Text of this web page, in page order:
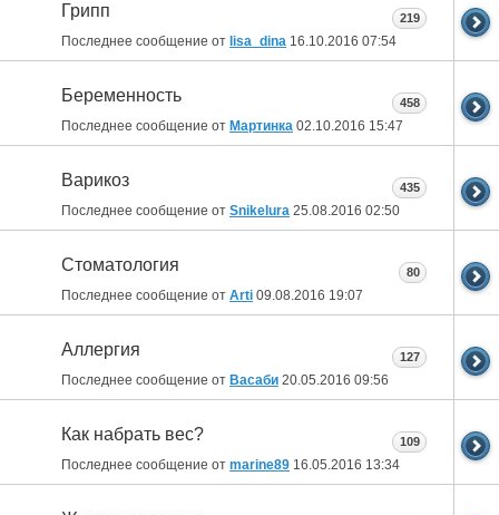
Грипп
Последнее сообщение от lisa_dina 16.10.2016 07:54
219
Беременность
Последнее сообщение от Мартинка 02.10.2016 15:47
458
Варикоз
Последнее сообщение от Snikelura 25.08.2016 02:50
435
Стоматология
Последнее сообщение от Arti 09.08.2016 19:07
80
Аллергия
Последнее сообщение от Васаби 20.05.2016 09:56
127
Как набрать вес?
Последнее сообщение от marine89 16.05.2016 13:34
109